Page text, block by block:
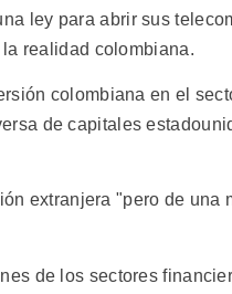
ley para abrir sus
realidad colombiana.
colombiana en el
de capitales
extranjera "pero de una
de los sectores